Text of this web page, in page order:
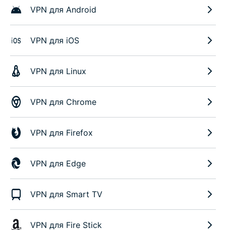
VPN для Android
VPN для iOS
VPN для Linux
VPN для Chrome
VPN для Firefox
VPN для Edge
VPN для Smart TV
VPN для Fire Stick